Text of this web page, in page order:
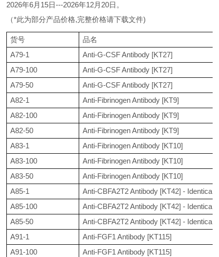
2026年6月15日---2026年12月20日。
（*此为部分产品价格,完整价格请下载文件)
货号
品名
A79-1
Anti-G-CSF Antibody [KT27]
A79-100
Anti-G-CSF Antibody [KT27]
A79-50
Anti-G-CSF Antibody [KT27]
A82-1
Anti-Fibrinogen Antibody [KT9]
A82-100
Anti-Fibrinogen Antibody [KT9]
A82-50
Anti-Fibrinogen Antibody [KT9]
A83-1
Anti-Fibrinogen Antibody [KT10]
A83-100
Anti-Fibrinogen Antibody [KT10]
A83-50
Anti-Fibrinogen Antibody [KT10]
A85-1
Anti-CBFA2T2 Antibody [KT42] - Identical
A85-100
Anti-CBFA2T2 Antibody [KT42] - Identical
A85-50
Anti-CBFA2T2 Antibody [KT42] - Identical
A91-1
Anti-FGF1 Antibody [KT115]
A91-100
Anti-FGF1 Antibody [KT115]